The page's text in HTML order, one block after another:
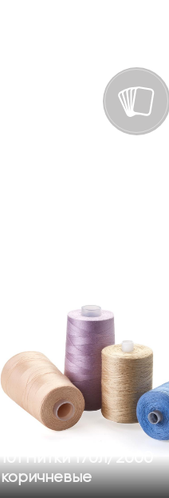
101 Нитки 170л/2000
коричневые